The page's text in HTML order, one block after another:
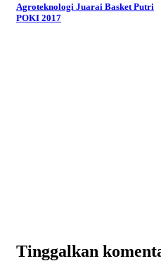
Agroteknologi Juarai Basket Putri
POKI 2017
Tinggalkan